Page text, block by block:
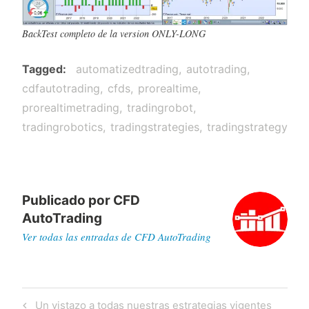
BackTest completo de la version ONLY-LONG
Tagged automatizedtrading
autotrading
cdfautotrading
cfds
prorealtime
prorealtimetrading tradingrobot
tradingrobotics tradingstrategies tradingstrategy
Publicado por CFD
AutoTrading
Ver todas las entradas de CFD AutoTrading
Navegación
Previous
Un vistazo a todas nuestras estrategias vigentes